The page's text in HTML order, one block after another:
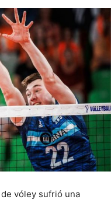
vóley sufrió una